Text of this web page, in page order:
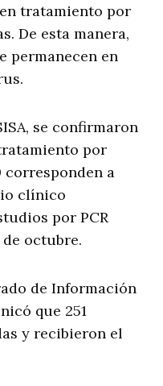
tratamiento por
De esta manera,
permanecen en
se confirmaron
por
corresponden a
clínico
por PCR
de octubre.
de Información
que 251
y recibieron el